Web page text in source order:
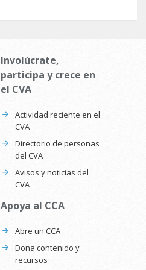
Involúcrate,
participa y crece en
el CVA
Actividad reciente en el
CVA
Directorio de personas
del CVA
Avisos y noticias del
CVA
Apoya al CCA
Abre un CCA
Dona contenido y
recursos